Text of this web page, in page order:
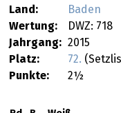
Land:
Baden
Wertung:
DWZ: 718
Jahrgang: 2015
Platz:
72.
Punkte:
2½